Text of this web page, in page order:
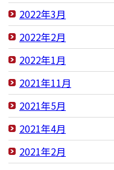
2022年3月
2022年2月
2022年1月
2021年11月
2021年5月
2021年4月
2021年2月